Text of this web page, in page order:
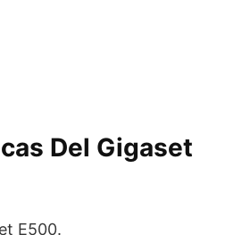
Del Gigaset
E500.